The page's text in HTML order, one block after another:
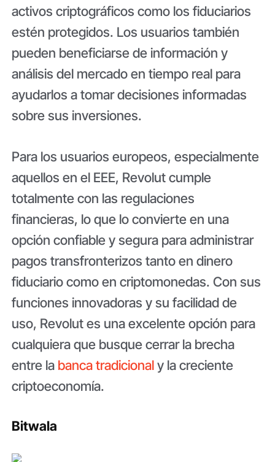
activos criptográficos como los fiduciarios
estén protegidos. Los usuarios también
pueden beneficiarse de información y
análisis del mercado en tiempo real para
ayudarlos a tomar decisiones informadas
sobre sus inversiones.
Para los usuarios europeos, especialmente
aquellos en el EEE, Revolut cumple
totalmente con las regulaciones
financieras, lo que lo convierte en una
opción confiable y segura para administrar
pagos transfronterizos tanto en dinero
fiduciario como en criptomonedas. Con sus
funciones innovadoras y su facilidad de
uso, Revolut es una excelente opción para
cualquiera que busque cerrar la brecha
entre la banca tradicionaly la creciente
criptoeconomía.
Bitwala